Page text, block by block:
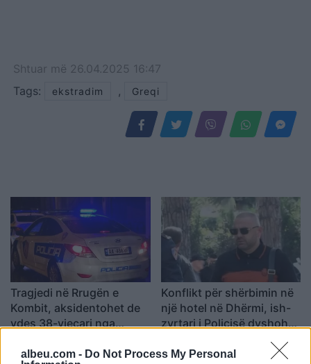
albeu.com - Do Not Process My Personal
Shtuar më 26.04.2025 16:47
Tags:
ekstradim , Greqi
Tragjedi në Rrugën e
Kombit, aksidentohet de
vdes 38-vjeçari nga
Konflikt për shërbimin në
një hotel në Dhërmi, ish-
zyrtari i Policisë dyshohet
se kërcënoi kamerierin
dhe administratorin